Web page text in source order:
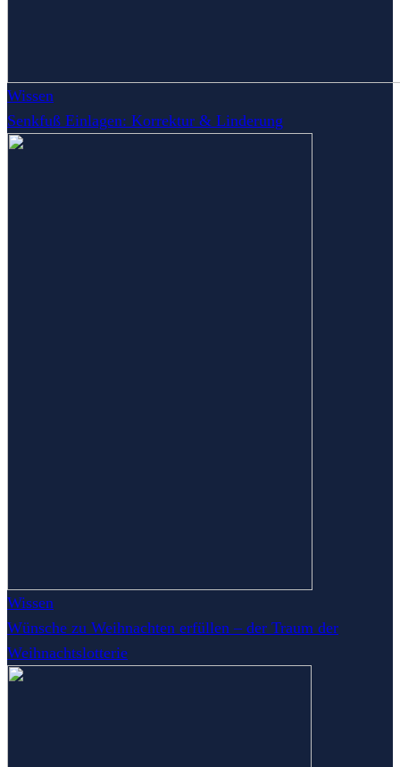
Wissen
Senkfuß Einlagen: Korrektur & Linderung
Wissen
Wünsche zu Weihnachten erfüllen – der Traum der
Weihnachtslotterie